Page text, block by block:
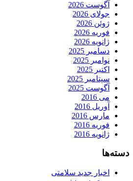
آگوست 2026
جولای 2026
ژوئن 2026
فوریه 2026
ژانویه 2026
دسامبر 2025
نوامبر 2025
اکتبر 2025
سپتامبر 2025
آگوست 2025
می 2016
آوریل 2016
مارس 2016
فوریه 2016
ژانویه 2016
دسته‌ها
اخبار جدید سلامتی